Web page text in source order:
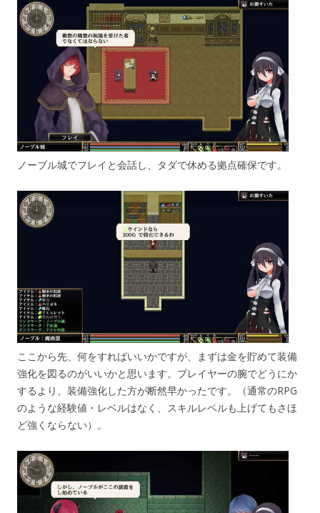
ノーブル城でフレイと会話し、タダで休める拠点確保です。
ここから先、何をすればいいかですが、まずは金を貯めて装備
強化を図るのがいいかと思います。プレイヤーの腕でどうにか
するより、装備強化した方が断然早かったです。（通常のRPG
のような経験値・レベルはなく、スキルレベルも上げてもさほ
ど強くならない）。